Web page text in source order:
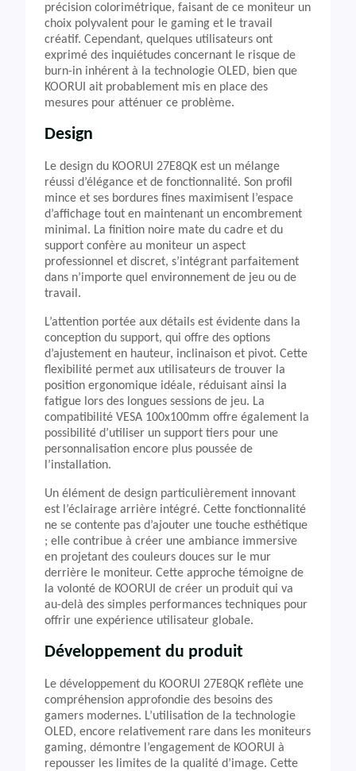
précision colorimétrique, faisant de ce moniteur un
choix polyvalent pour le gaming et le travail
créatif. Cependant, quelques utilisateurs ont
exprimé des inquiétudes concernant le risque de
burn-in inhérent à la technologie OLED, bien que
KOORUI ait probablement mis en place des
mesures pour atténuer ce problème.
Design
Le design du KOORUI 27E8QK est un mélange
réussi d’élégance et de fonctionnalité. Son profil
mince et ses bordures fines maximisent l’espace
d’affichage tout en maintenant un encombrement
minimal. La finition noire mate du cadre et du
support confère au moniteur un aspect
professionnel et discret, s’intégrant parfaitement
dans n’importe quel environnement de jeu ou de
travail.
L’attention portée aux détails est évidente dans la
conception du support, qui offre des options
d’ajustement en hauteur, inclinaison et pivot. Cette
flexibilité permet aux utilisateurs de trouver la
position ergonomique idéale, réduisant ainsi la
fatigue lors des longues sessions de jeu. La
compatibilité VESA 100x100mm offre également la
possibilité d’utiliser un support tiers pour une
personnalisation encore plus poussée de
l’installation.
Un élément de design particulièrement innovant
est l’éclairage arrière intégré. Cette fonctionnalité
ne se contente pas d’ajouter une touche esthétique
; elle contribue à créer une ambiance immersive
en projetant des couleurs douces sur le mur
derrière le moniteur. Cette approche témoigne de
la volonté de KOORUI de créer un produit qui va
au-delà des simples performances techniques pour
offrir une expérience utilisateur globale.
Développement du produit
Le développement du KOORUI 27E8QK reflète une
compréhension approfondie des besoins des
gamers modernes. L’utilisation de la technologie
OLED, encore relativement rare dans les moniteurs
gaming, démontre l’engagement de KOORUI à
repousser les limites de la qualité d’image. Cette